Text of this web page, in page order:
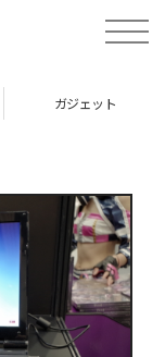
toggle
ガジェット